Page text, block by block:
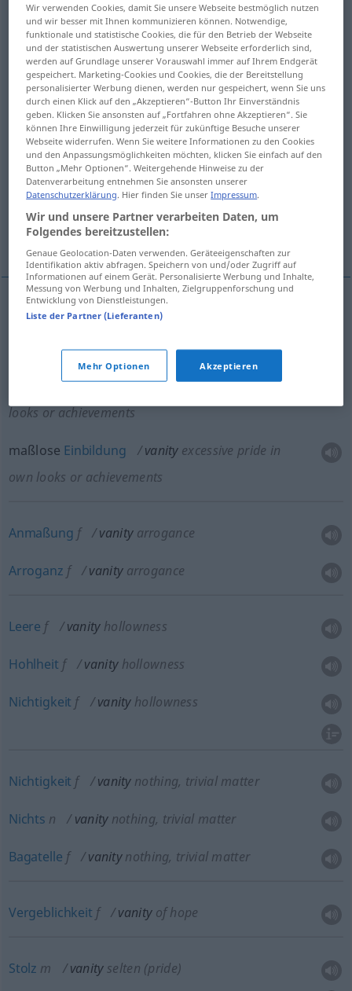
Anmaßung, Arroganz
Leere, Hohlheit, Nichtigkeit
Nichtigkeit, Nichts, Bagatelle
Vergeblichkeit Stolz
Kosmetik-, Schminktasche,
Kosmetikköfferchen
Frisiertisch Götze
Eitelkeitf vanityexcessive pride in own looks or
achievements
Selbstgefälligkeitf vanity excessive pride in own
looks or achievements
maßlose Einbildung vanity excessive pride in
own looks or achievements
Anmaßung f vanity arrogance
Arroganz f vanity arrogance
Leere f vanity hollowness
Hohlheit f vanity hollowness
Nichtigkeit f vanity hollowness
Nichtigkeit f vanity nothing, trivial matter
Nichts n vanity nothing, trivial matter
Bagatelle f vanity nothing, trivial matter
Vergeblichkeit f vanity of hope
Stolz m vanity selten (pride)
Wir verwenden Cookies, damit Sie unsere Webseite bestmöglich nutzen
und wir besser mit Ihnen kommunizieren können. Notwendige,
funktionale und statistische Cookies, die für den Betrieb der Webseite
und der statistischen Auswertung unserer Webseite erforderlich sind,
werden auf Grundlage unserer Vorauswahl immer auf Ihrem Endgerät
gespeichert. Marketing-Cookies und Cookies, die der Bereitstellung
personalisierter Werbung dienen, werden nur gespeichert, wenn Sie uns
durch einen Klick auf den „Akzeptieren“-Button Ihr Einverständnis
geben. Klicken Sie ansonsten auf „Fortfahren ohne Akzeptieren“. Sie
können Ihre Einwilligung jederzeit für zukünftige Besuche unserer
Webseite widerrufen. Wenn Sie weitere Informationen zu den Cookies
und den Anpassungsmöglichkeiten möchten, klicken Sie einfach auf den
Button „Mehr Optionen“. Weitergehende Hinweise zu der
Datenverarbeitung entnehmen Sie ansonsten unserer
Datenschutzerklärung. Hier finden Sie unserImpressum.
Wir und unsere Partner verarbeiten Daten, um
Folgendes bereitzustellen:
Genaue Geolocation-Daten verwenden. Geräteeigenschaften zur
Identifikation aktiv abfragen. Speichern von und/oder Zugriff auf
Informationen auf einem Gerät. Personalisierte Werbung und Inhalte,
Messung von Werbung und Inhalten, Zielgruppenforschung und
Entwicklung von Dienstleistungen.
Liste der Partner (Lieferanten)
Mehr Optionen Akzeptieren